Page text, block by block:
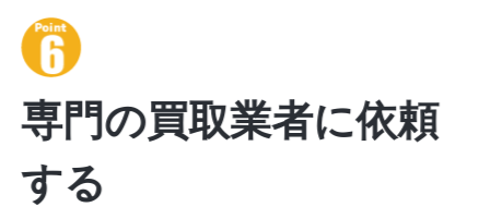
専門の買取業者に依頼
する